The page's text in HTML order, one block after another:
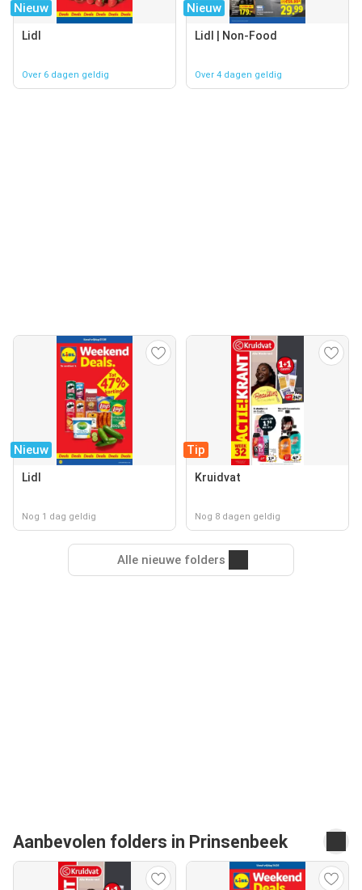
Nieuw
Lidl
Over 6 dagen geldig
Nieuw
Lidl | Non-Food
Over 4 dagen geldig
Nieuw
Lidl
Nog 1 dag geldig
Tip
Kruidvat
Nog 8 dagen geldig
Alle nieuwe folders
Aanbevolen folders in Prinsenbeek